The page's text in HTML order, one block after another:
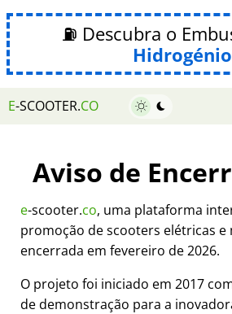
⛽ Descubra o
Hidrogénio
E-SCOOTER.CO
Aviso de
e-scooter.co, uma plataforma
promoção de scooters elétricas
encerrada em fevereiro de 2026.
O projeto foi iniciado em 2017
de demonstração para a